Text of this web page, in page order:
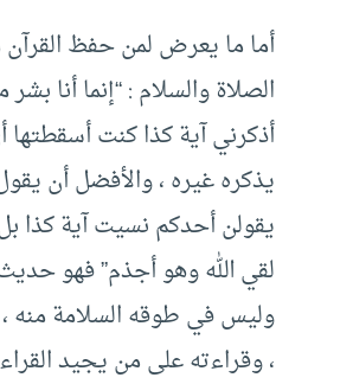
أما ما يعرض لمن حفظ
الصلاة والسلام : “إنما أنا
أذكرني آية كذا كنت أسقطتها
يذكره غيره ، والأفضل أن
يقولن أحدكم نسيت آية كذا
لقي الله وهو أجذم” فهو
وليس في طوقه السلامة منه
، وقراءته على من يجيد